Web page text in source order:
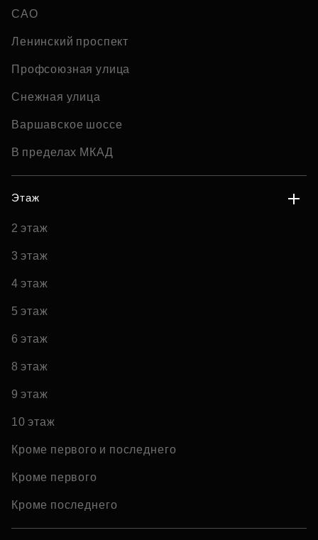
САО
Ленинский проспект
Профсоюзная улица
Снежная улица
Варшавское шоссе
В пределах МКАД
Этаж
2 этаж
3 этаж
4 этаж
5 этаж
6 этаж
8 этаж
9 этаж
10 этаж
Кроме первого и последнего
Кроме первого
Кроме последнего